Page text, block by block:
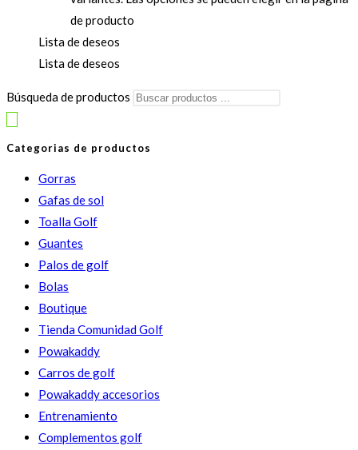
de producto
Lista de deseos
Lista de deseos
Búsqueda de productos
Categorias de productos
Gorras
Gafas de sol
Toalla Golf
Guantes
Palos de golf
Bolas
Boutique
Tienda Comunidad Golf
Powakaddy
Carros de golf
Powakaddy accesorios
Entrenamiento
Complementos golf